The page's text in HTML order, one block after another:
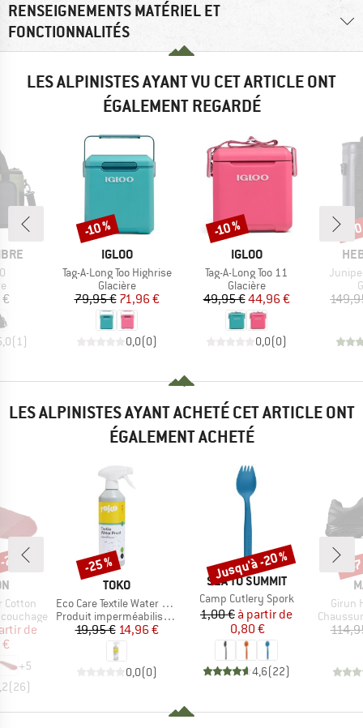
RENSEIGNEMENTS MATÉRIEL ET
FONCTIONNALITÉS
LES ALPINISTES AYANT VU CET ARTICLE ONT
ÉGALEMENT REGARDÉ
group
( 1)
MARQUE
IGLOO
Article
Tag-A-Long Too Highrise
Product group
Glacière
Prix
79,95 €Prix réduit
71,96 €
0,0(0)
Remise
-10 %
MARQUE
IGLOO
Article
Tag-A-Long Too 11
Product group
Glacière
Prix
49,95 €Prix réduit
44,96 €
0,0(0)
Remise
-10 %
Article
-
LES ALPINISTES AYANT ACHETÉ CET ARTICLE ONT
ÉGALEMENT ACHETÉ
Cotton
réduit
de
+5
(26)
%
MARQUE
TOKO
Article
Eco Care Textile Water Proof
Product group
Produit imperméabilisant
Prix
19,95 €Prix réduit
14,96 €
0,0(0)
Remise
-25 %
MARQUE
SEA TO SUMMIT
Article
Camp Cutlery Spork
Prix
1,00 € Prix réduit
à partir de
0,80 €
4,6(22)
Remise
Jusqu'à -20 %
Article
Girun
Product
-